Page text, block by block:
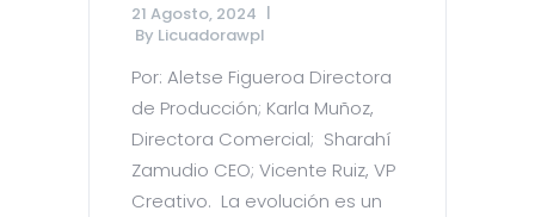
21 Agosto, 2024
By Licuadorawpl
Por: Aletse Figueroa Directora
de Producción; Karla Muñoz,
Directora Comercial; Sharahí
Zamudio CEO; Vicente Ruiz, VP
Creativo. La evolución es un